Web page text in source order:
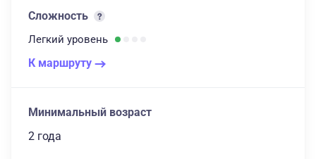
Сложность
Легкий уровень
К маршруту
Минимальный возраст
2 года